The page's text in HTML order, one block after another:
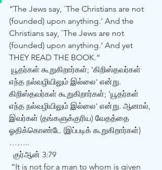
“The Jews say, `The Christians are not
(founded) upon anything.' And the
Christians say, `The Jews are not
(founded) upon anything.' And yet
THEY READ THE BOOK.“
எந்த நல்வழியிலும் இல்லை' என்று.
கிறிஸ்தவர்கள் கூறுகிறார்கள்; 'யூதர்கள்
எந்த நல்வழியிலும் இல்லை' என்று. ஆனால்,
இவர்கள் (தங்களுக்குரிய) வேதத்தை
ஓதிக்கொண்டே (இப்படிக் கூறுகிறார்கள்)
……..
  குர்‍ஆன் 3:79